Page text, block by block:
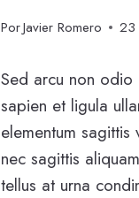
PorJavier Romero 23
Sed arcu non odio
sapien et ligula
elementum
nec sagittis
tellus at urna